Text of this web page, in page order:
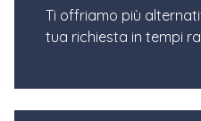
Ti offriamo più
tua richiesta in tempi